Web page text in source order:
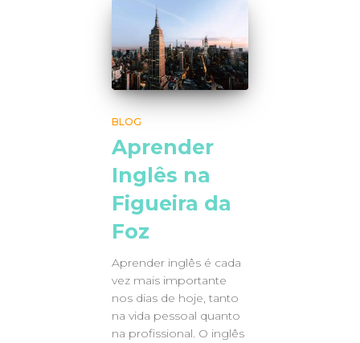
BLOG
Aprender
Inglês na
Figueira da
Foz
Aprender inglês é cada
vez mais importante
nos dias de hoje, tanto
na vida pessoal quanto
na profissional. O inglês